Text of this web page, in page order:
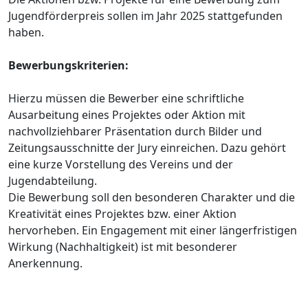
Jugendförderpreis sollen im Jahr 2025 stattgefunden
haben.
Bewerbungskriterien:
Hierzu müssen die Bewerber eine schriftliche
Ausarbeitung eines Projektes oder Aktion mit
nachvollziehbarer Präsentation durch Bilder und
Zeitungsausschnitte der Jury einreichen. Dazu gehört
eine kurze Vorstellung des Vereins und der
Jugendabteilung.
Die Bewerbung soll den besonderen Charakter und die
Kreativität eines Projektes bzw. einer Aktion
hervorheben. Ein Engagement mit einer längerfristigen
Wirkung (Nachhaltigkeit) ist mit besonderer
Anerkennung.